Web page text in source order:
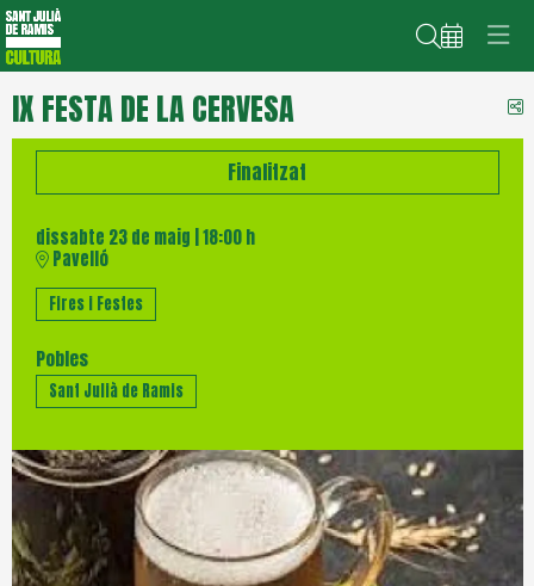
Cerca
IX FESTA DE LA CERVESA
Finalitzat
dissabte 23 de maig 18:00 h
Pavelló
Fires i Festes
Pobles
Sant Julià de Ramis